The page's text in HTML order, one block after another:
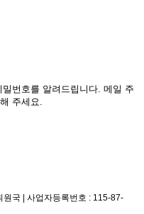
번호를 알려드립니다. 메일 주
주세요.
원국 | 사업자등록번호 : 115-87-